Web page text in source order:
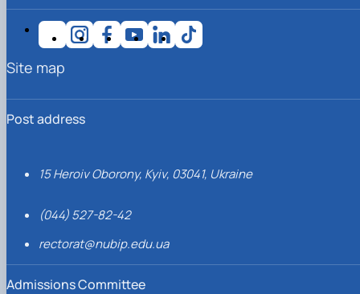
Post address
15 Heroiv Oborony, Kyiv, 03041, Ukraine
(044) 527-82-42
rectorat@nubip.edu.ua
Admissions Committee
Site map